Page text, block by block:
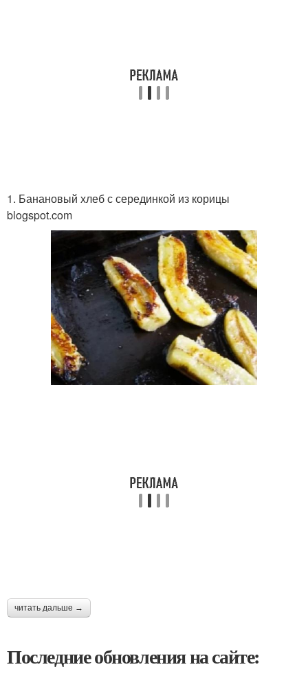
1. Банановый хлеб с серединкой из корицы
blogspot.com
читать дальше →
Последние обновления на сайте: